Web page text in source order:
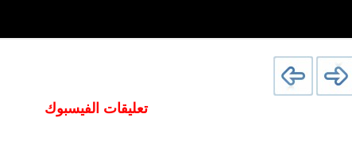
تعليقات الفيسبوك